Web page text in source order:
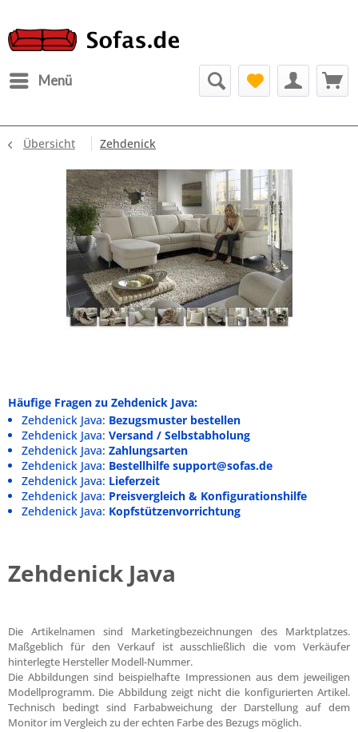
Menü
Übersicht Zehdenick
Häufige Fragen zu Zehdenick Java:
Zehdenick Java: Bezugsmuster bestellen
Zehdenick Java: Versand / Selbstabholung
Zehdenick Java: Zahlungsarten
Zehdenick Java: Bestellhilfe support@sofas.de
Zehdenick Java: Lieferzeit
Zehdenick Java: Preisvergleich & Konfigurationshilfe
Zehdenick Java: Kopfstützenvorrichtung
Zehdenick Java
Die Artikelnamen sind Marketingbezeichnungen des Marktplatzes.
Maßgeblich für den Verkauf ist ausschließlich die vom Verkäufer
hinterlegte Hersteller Modell-Nummer.
Die Abbildungen sind beispielhafte Impressionen aus dem jeweiligen
Modellprogramm. Die Abbildung zeigt nicht die konfigurierten Artikel.
Technisch bedingt sind Farbabweichung der Darstellung auf dem
Monitor im Vergleich zu der echten Farbe des Bezugs möglich.